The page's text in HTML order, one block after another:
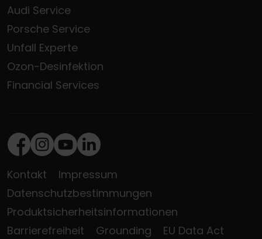
Audi Service
Porsche Service
Unfall Experte
Ozon-Desinfektion
Financial Services
Facebook
Instagram
Youtube
LinkedIn
Kontakt
Impressum
Datenschutzbestimmungen
Produktsicherheitsinformationen
Barrierefreiheit
Grounding
EU Data Act